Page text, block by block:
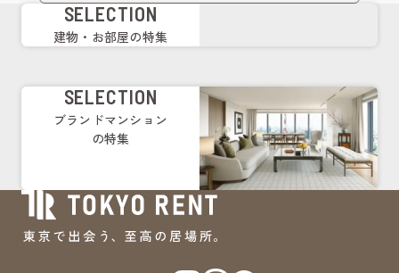
SELECTION
建物・お部屋の特集
SELECTION
ブランドマンション
の特集